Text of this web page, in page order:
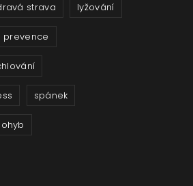
strava lyžování
prevence
spánek